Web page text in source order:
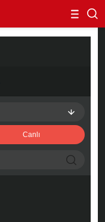
Canlı